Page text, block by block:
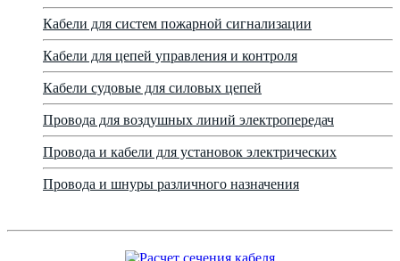
Кабели для систем пожарной сигнализации
Кабели для цепей управления и контроля
Кабели судовые для силовых цепей
Провода для воздушных линий электропередач
Провода и кабели для установок электрических
Провода и шнуры различного назначения